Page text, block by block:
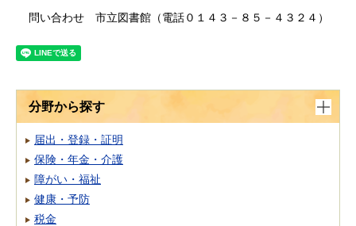
問い合わせ 市立図書館（電話０１４３－８５－４３２４）
分野から探す
届出・登録・証明
保険・年金・介護
障がい・福祉
健康・予防
税金